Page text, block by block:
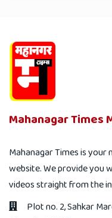
Mahanagar Times
Mahanagar Times is
website. We provide you
videos straight from the
Plot no. 2, Sahkar